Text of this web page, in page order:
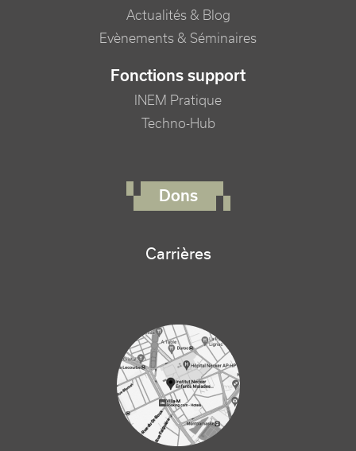
Actualités & Blog
Evènements & Séminaires
Fonctions support
INEM Pratique
Techno-Hub
Dons
Carrières